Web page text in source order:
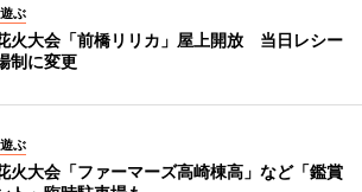
ぶ
火大会「前橋リリカ」屋上開放 当日レシー
制に変更
ぶ
火大会「ファーマーズ高崎棟高」など「鑑賞